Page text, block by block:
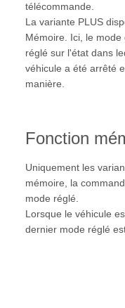
télécommande.
La variante PLUS
Mémoire. Ici, le
réglé sur l'état dans
véhicule a été arrêté
manière.
Fonction
Uniquement les
mémoire, la
mode réglé.
Lorsque le véhicule
dernier mode réglé